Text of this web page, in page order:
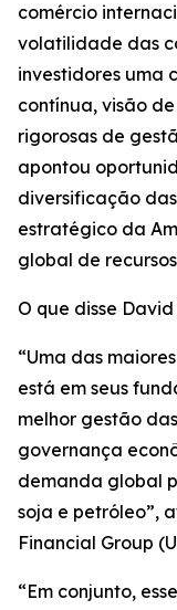
comércio
volatilidade das
investidores uma
contínua, visão
rigorosas de
apontou
diversificação
estratégico da
global de
O que disse
“Uma das
está em seus
melhor gestão
governança
demanda global
soja e petróleo”,
Financial Group
“Em conjunto,